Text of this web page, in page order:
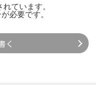
ています。
が必要です。
く